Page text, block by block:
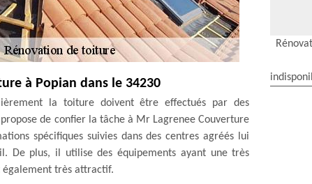
à Popian dans le 34230
la toiture doivent être effectués par des
de confier la tâche à Mr Lagrenee Couverture
spécifiques suivies dans des centres agréés lui
De plus, il utilise des équipements ayant une très
également très attractif.